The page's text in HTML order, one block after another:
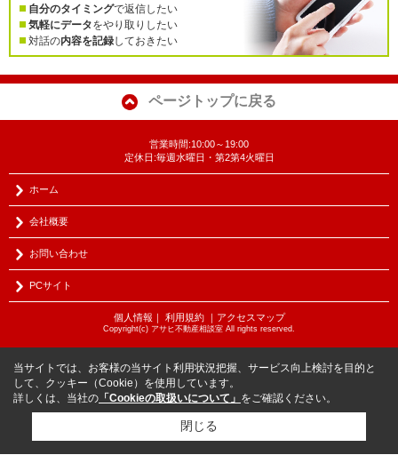
自分のタイミングで返信したい
気軽にデータをやり取りしたい
対話の内容を記録しておきたい
ページトップに戻る
営業時間:10:00～19:00
定休日:毎週水曜日・第2第4火曜日
ホーム
会社概要
お問い合わせ
PCサイト
個人情報 ｜ 利用規約｜ アクセスマップ
Copyright(c) アサヒ不動産相談室 All rights reserved.
当サイトでは、お客様の当サイト利用状況把握、サービス向上検討を目的と
して、クッキー（Cookie）を使用しています。
詳しくは、当社の 「Cookieの取扱いについて」 をご確認ください。
閉じる